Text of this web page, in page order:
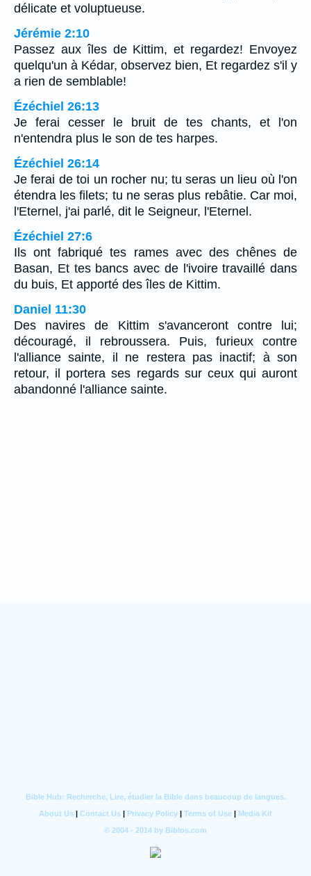
délicate et voluptueuse.
Jérémie 2:10
Passez aux îles de Kittim, et regardez! Envoyez
quelqu'un à Kédar, observez bien, Et regardez s'il y
a rien de semblable!
Ézéchiel 26:13
Je ferai cesser le bruit de tes chants, et l'on
n'entendra plus le son de tes harpes.
Ézéchiel 26:14
Je ferai de toi un rocher nu; tu seras un lieu où l'on
étendra les filets; tu ne seras plus rebâtie. Car moi,
l'Eternel, j'ai parlé, dit le Seigneur, l'Eternel.
Ézéchiel 27:6
Ils ont fabriqué tes rames avec des chênes de
Basan, Et tes bancs avec de l'ivoire travaillé dans
du buis, Et apporté des îles de Kittim.
Daniel 11:30
Des navires de Kittim s'avanceront contre lui;
découragé, il rebroussera. Puis, furieux contre
l'alliance sainte, il ne restera pas inactif; à son
retour, il portera ses regards sur ceux qui auront
abandonné l'alliance sainte.